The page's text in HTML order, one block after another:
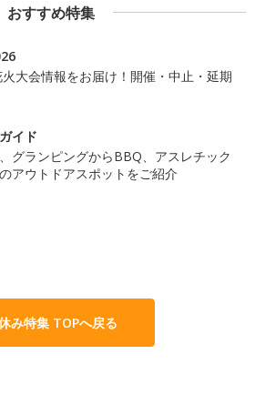
おすすめ特集
大会情報をお届け！開催・中止・延期
イド
グランピングからBBQ、アスレチック
アウトドアスポットをご紹介
み特集 TOPへ戻る